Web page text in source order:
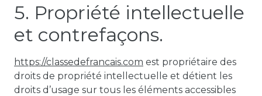
5. Propriété intellectuelle
et contrefaçons.
https://classedefrancais.com est propriétaire des
droits de propriété intellectuelle et détient les
droits d’usage sur tous les éléments accessibles